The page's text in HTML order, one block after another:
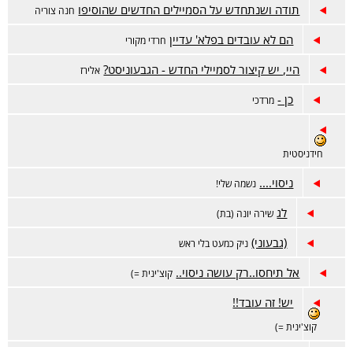
תודה ושנתחדש על הסמיילים החדשים שהוסיפו חנה צוריה
הם לא עובדים בפלא' עדיין חרדי מקורי
היי, יש קיצור לסמיילי החדש - הגבעוניסט? אלירז
כן - מרדכי
חידניסטית
ניסוי.... נשמה שלי!
לג שירה יונה (בת)
(גבעוני) ניק כמעט בלי ראש
אל תיחסו..רק עושה ניסוי.. קוצ'ינית =)
יש! זה עובד!!
קוצ'ינית =)